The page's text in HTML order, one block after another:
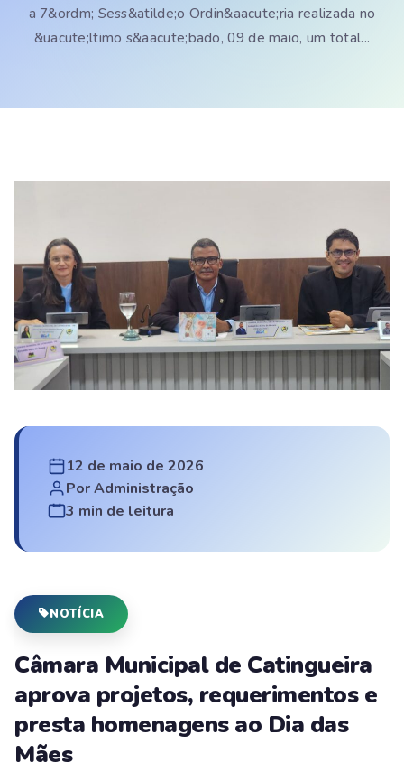
a 7&ordm; Sess&atilde;o Ordin&aacute;ria realizada no
&uacute;ltimo s&aacute;bado, 09 de maio, um total...
12 de maio de 2026
Por Administração
3 min de leitura
NOTÍCIA
Câmara Municipal de Catingueira
aprova projetos, requerimentos e
presta homenagens ao Dia das
Mães